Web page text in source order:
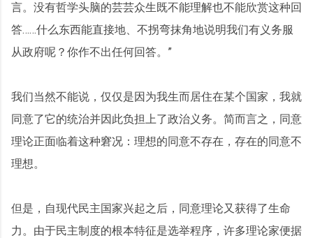
言。没有哲学头脑的芸芸众生既不能理解也不能欣赏这种回
答……什么东西能直接地、不拐弯抹角地说明我们有义务服
从政府呢？你作不出任何回答。”
我们当然不能说，仅仅是因为我生而居住在某个国家，我就
同意了它的统治并因此负担上了政治义务。简而言之，同意
理论正面临着这种窘况：理想的同意不存在，存在的同意不
理想。
但是，自现代民主国家兴起之后，同意理论又获得了生命
力。由于民主制度的根本特征是选举程序，许多理论家便据